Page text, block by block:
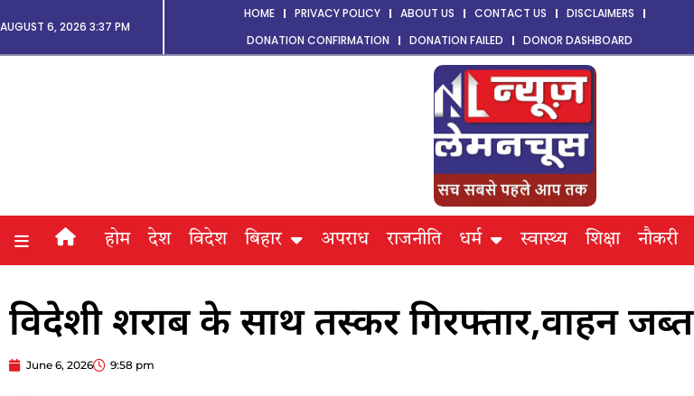
AUGUST 6, 2026 3:37 PM
HOME PRIVACY POLICY ABOUT US CONTACT US
DISCLAIMERS
DONATION CONFIRMATION
DONATION FAILED DONOR DASHBOARD
होम देश विदेश बिहार अपराध राजनीति धर्म स्वास्थ्य शिक्षा नौकरी
विदेशी शराब के साथ तस्कर गिरफ्तार,वाहन जब्त
June 6, 2026 9:58 pm